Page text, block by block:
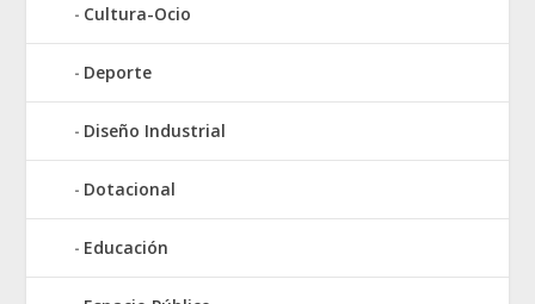
Cultura-Ocio
Deporte
Diseño Industrial
Dotacional
Educación